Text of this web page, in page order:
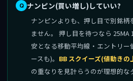
ナンピン(買い増し)していい?
ナンピンよりも、押し目で別銘
ません。 押し目を待つなら 25MA
安となる移動平均線・エントリ
ースも)。 BB スクイーズ(値動き
の重なりを見計らうのが理想的な